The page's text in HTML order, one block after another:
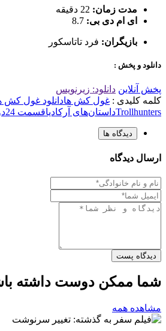
مدت زمان: 22 دقیقه
ای ام دی بی: 8.7
بازیگران: فرد تاتاسکور
دانلود و پخش :
پخش آنلاین دانلود: زیرنویس
کلمه کلیدی : غول کش هادانلود غول کش
Trollhuntersداستان‌های آرکادیاقسمت 24
دیدگاه ها
ارسال دیدگاه
دیدگاه پست
شما ممکن دوست داشته
مشاهده همه